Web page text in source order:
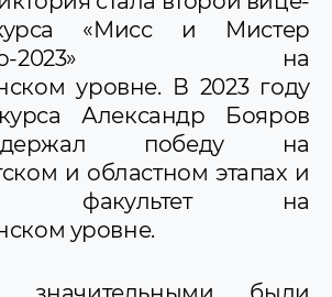
«Мисс и Мистер
2023» на
уровне. В 2023 году
Александр Бояров
победу на
и областном этапах и
факультет на
уровне.